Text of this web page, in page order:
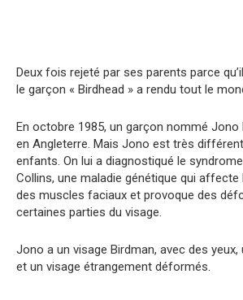
Deux fois rejeté par ses parents parce
le garçon « Birdhead » a rendu tout le
En octobre 1985, un garçon nommé
en Angleterre. Mais Jono est très
enfants. On lui a diagnostiqué le
Collins, une maladie génétique qui
des muscles faciaux et provoque des
certaines parties du visage.
Jono a un visage Birdman, avec des yeux,
et un visage étrangement déformés.